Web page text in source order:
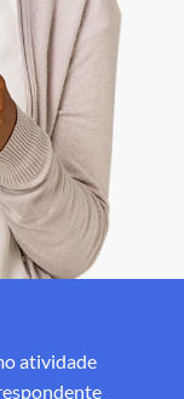
atividade